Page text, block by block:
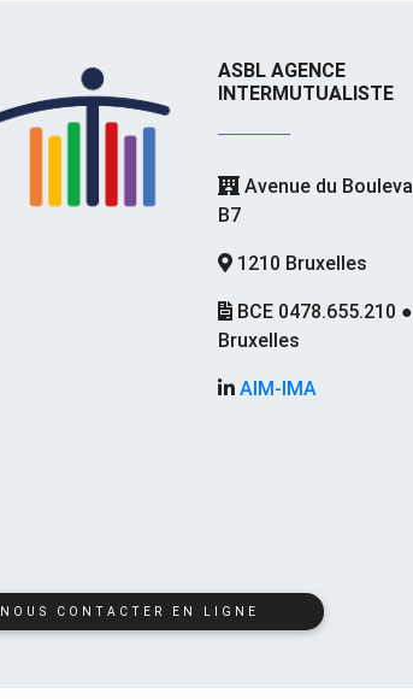
ASBL AGENCE
INTERMUTUALISTE
Avenue du
B7
1210 Bruxelles
BCE 0478.655.210
Bruxelles
AIM-IMA
NOUS CONTACTER EN LIGNE